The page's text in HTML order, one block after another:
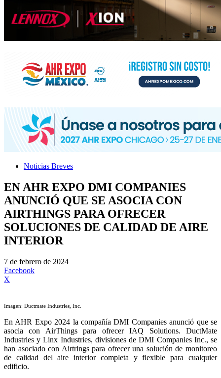
Noticias Breves
EN AHR EXPO DMI COMPANIES
ANUNCIÓ QUE SE ASOCIA CON
AIRTHINGS PARA OFRECER
SOLUCIONES DE CALIDAD DE AIRE
INTERIOR
7 de febrero de 2024
Facebook
X
Imagen: Ductmate Industries, Inc.
En AHR Expo 2024 la compañía DMI Companies anunció que se
asocia con AirThings para ofrecer IAQ Solutions. DuctMate
Industries y Linx Industries, divisiones de DMI Companies Inc., se
han asociado con Airtrings para ofrecer una solución de monitoreo
de calidad del aire interior completa y flexible para cualquier
edificio.